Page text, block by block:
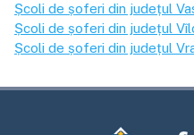
Școli de șoferi din județul
Școli de șoferi din județul
Școli de șoferi din județul